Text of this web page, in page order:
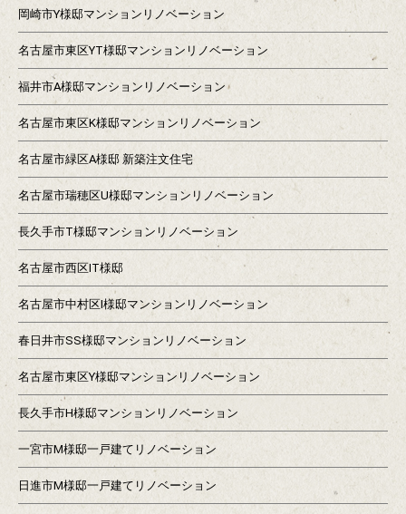
岡崎市Y様邸マンションリノベーション
名古屋市東区YT様邸マンションリノベーション
福井市A様邸マンションリノベーション
名古屋市東区K様邸マンションリノベーション
名古屋市緑区A様邸 新築注文住宅
名古屋市瑞穂区U様邸マンションリノベーション
長久手市T様邸マンションリノベーション
名古屋市西区IT様邸
名古屋市中村区I様邸マンションリノベーション
春日井市SS様邸マンションリノベーション
名古屋市東区Y様邸マンションリノベーション
長久手市H様邸マンションリノベーション
一宮市M様邸一戸建てリノベーション
日進市M様邸一戸建てリノベーション